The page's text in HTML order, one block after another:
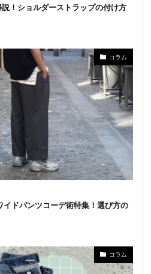
！ショルダーストラップの付け方
コラム
イドパンツコーデ術特集！選び方の
コラム